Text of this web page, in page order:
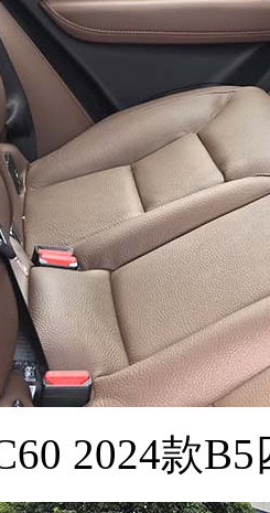
2024款